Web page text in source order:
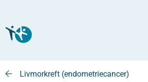
Livmorkreft (endometriecancer)